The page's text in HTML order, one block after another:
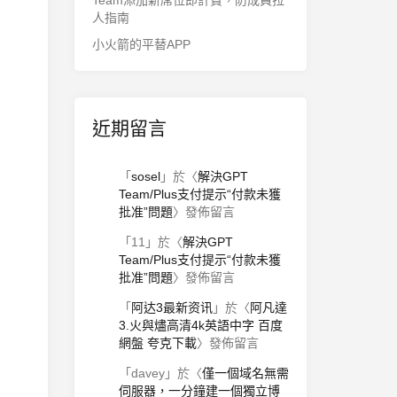
人指南
小火箭的平替APP
近期留言
「 sosel」於〈解決GPT
Team/Plus支付提示“付款未獲
批准”問題〉發佈留言
「 11 」於〈解決GPT
Team/Plus支付提示“付款未獲
批准”問題〉發佈留言
「 阿达3最新资讯」於〈阿凡達
3.火與燼高清4k英語中字 百度
網盤 夸克下載〉發佈留言
「 davey」於〈僅一個域名無需
伺服器，一分鐘建一個獨立博